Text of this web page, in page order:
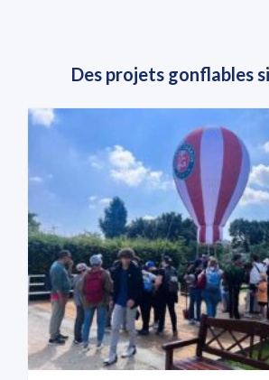
Des projets gonflables